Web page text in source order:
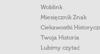
Woblink
Miesięcznik Znak
Ciekawostki
Twoja Historia
Lubimy czytać